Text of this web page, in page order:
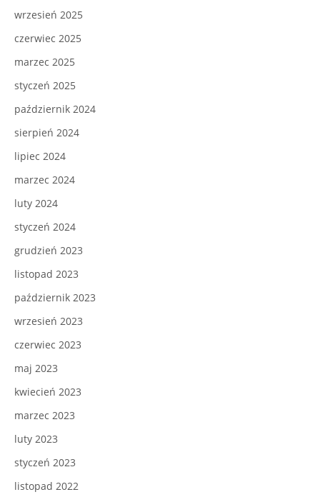
wrzesień 2025
czerwiec 2025
marzec 2025
styczeń 2025
październik 2024
sierpień 2024
lipiec 2024
marzec 2024
luty 2024
styczeń 2024
grudzień 2023
listopad 2023
październik 2023
wrzesień 2023
czerwiec 2023
maj 2023
kwiecień 2023
marzec 2023
luty 2023
styczeń 2023
listopad 2022